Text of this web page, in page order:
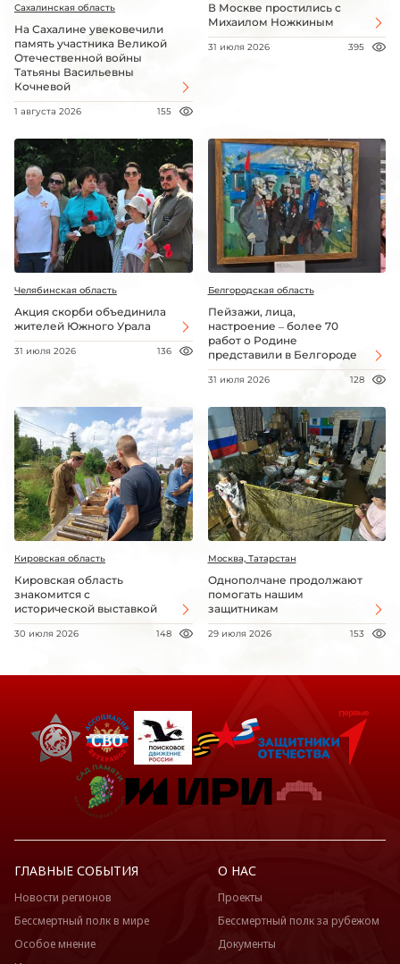
Сахалинская область
На Сахалине увековечили
память участника Великой
Отечественной войны
Татьяны Васильевны
Кочневой
1 августа 2026 155
В Москве простились с
Михаилом Ножкиным
31 июля 2026 395
Челябинская область
Акция скорби объединила
жителей Южного Урала
31 июля 2026 136
Белгородская область
Пейзажи, лица,
настроение – более 70
работ о Родине
представили в Белгороде
31 июля 2026 128
Кировская область
Кировская область
знакомится с
исторической выставкой
30 июля 2026 148
Москва, Татарстан
Однополчане продолжают
помогать нашим
защитникам
29 июля 2026 153
ГЛАВНЫЕ СОБЫТИЯ
Новости регионов
Бессмертный полк в мире
Особое мнение
О НАС
Проекты
Бессмертный полк за рубежом
Документы